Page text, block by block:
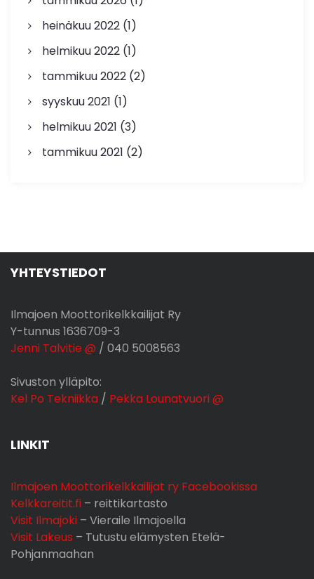
heinäkuu 2022(1)
helmikuu 2022(1)
tammikuu 2022(2)
syyskuu 2021 (1)
helmikuu 2021 (3)
tammikuu 2021 (2)
YHTEYSTIEDOT
Ilmajoen Moottorikelkkailijat Ry
Y-tunnus 1636709-3
Jenni Talvitie @ / 040 5008563
Sivuston ylläpito:
Kel Po Tekniikka / Pekka Lounatvuori @
LINKIT
Ilmajoen Moottorikelkkailijat ry Facebookissa
Kelkkareitit.fi – reittikartasto
Visit Ilmajoki – Vieraile Ilmajoella
Visit Lakeus – Tutustu elämysten Etelä-
Pohjanmaahan